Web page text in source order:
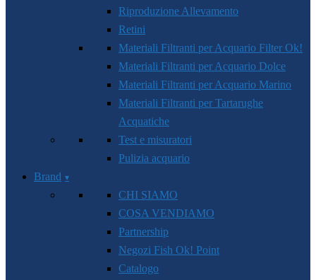
Riproduzione Allevamento
Retini
Materiali Filtranti per Acquario Filter Ok!
Materiali Filtranti per Acquario Dolce
Materiali Filtranti per Acquario Marino
Materiali Filtranti per Tartarughe
Acquatiche
Test e misuratori
Pulizia acquario
Brand
CHI SIAMO
COSA VENDIAMO
Partnership
Negozi Fish Ok! Point
Catalogo